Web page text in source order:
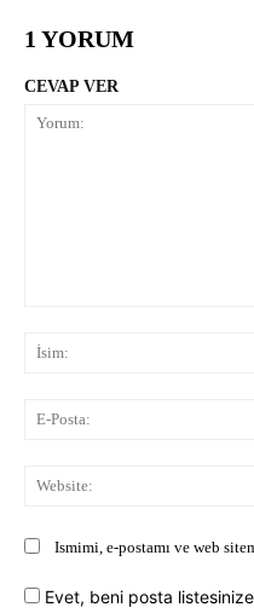
1 YORUM
CEVAP VER
Ismimi, e-postamı ve web
Evet, beni posta